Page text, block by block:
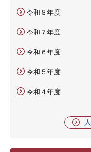
令和８年度
令和７年度
令和６年度
令和５年度
令和４年度